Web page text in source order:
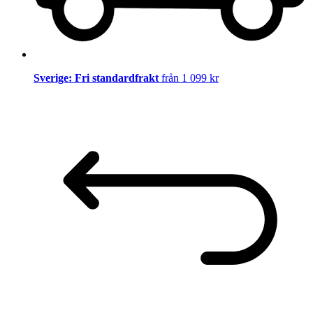
Sverige: Fri standardfrakt från 1 099 kr